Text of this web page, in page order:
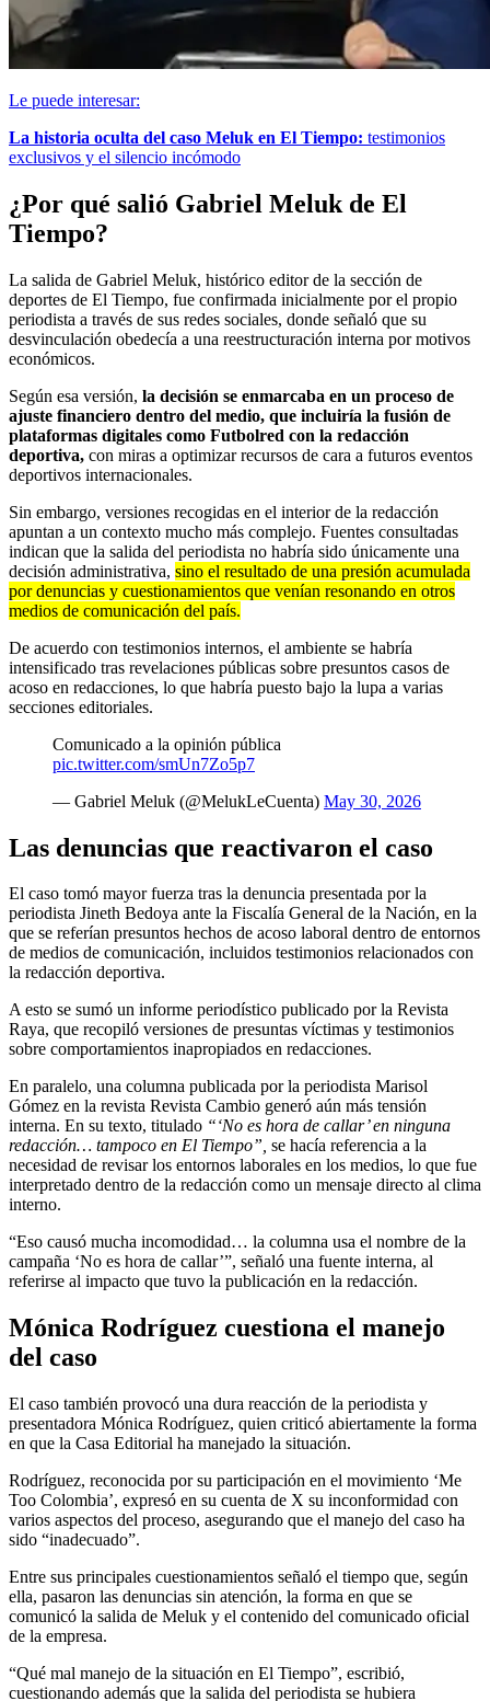
Le puede interesar:
La historia oculta del caso Meluk en El Tiempo: testimonios
exclusivos y el silencio incómodo
¿Por qué salió Gabriel Meluk de El
Tiempo?
La salida de Gabriel Meluk, histórico editor de la sección de
deportes de El Tiempo, fue confirmada inicialmente por el propio
periodista a través de sus redes sociales, donde señaló que su
desvinculación obedecía a una reestructuración interna por motivos
económicos.
Según esa versión, la decisión se enmarcaba en un proceso de
ajuste financiero dentro del medio, que incluiría la fusión de
plataformas digitales como Futbolred con la redacción
deportiva, con miras a optimizar recursos de cara a futuros eventos
deportivos internacionales.
Sin embargo, versiones recogidas en el interior de la redacción
apuntan a un contexto mucho más complejo. Fuentes consultadas
indican que la salida del periodista no habría sido únicamente una
decisión administrativa, sino el resultado de una presión acumulada
por denuncias y cuestionamientos que venían resonando en otros
medios de comunicación del país.
De acuerdo con testimonios internos, el ambiente se habría
intensificado tras revelaciones públicas sobre presuntos casos de
acoso en redacciones, lo que habría puesto bajo la lupa a varias
secciones editoriales.
Comunicado a la opinión pública
pic.twitter.com/smUn7Zo5p7
— Gabriel Meluk (@MelukLeCuenta) May 30, 2026
Las denuncias que reactivaron el caso
El caso tomó mayor fuerza tras la denuncia presentada por la
periodista Jineth Bedoya ante la Fiscalía General de la Nación, en la
que se referían presuntos hechos de acoso laboral dentro de entornos
de medios de comunicación, incluidos testimonios relacionados con
la redacción deportiva.
A esto se sumó un informe periodístico publicado por la Revista
Raya, que recopiló versiones de presuntas víctimas y testimonios
sobre comportamientos inapropiados en redacciones.
En paralelo, una columna publicada por la periodista Marisol
Gómez en la revista Revista Cambio generó aún más tensión
interna. En su texto, titulado “‘No es hora de callar’ en ninguna
redacción… tampoco en El Tiempo”, se hacía referencia a la
necesidad de revisar los entornos laborales en los medios, lo que fue
interpretado dentro de la redacción como un mensaje directo al clima
interno.
“Eso causó mucha incomodidad… la columna usa el nombre de la
campaña ‘No es hora de callar’”, señaló una fuente interna, al
referirse al impacto que tuvo la publicación en la redacción.
Mónica Rodríguez cuestiona el manejo
del caso
El caso también provocó una dura reacción de la periodista y
presentadora Mónica Rodríguez, quien criticó abiertamente la forma
en que la Casa Editorial ha manejado la situación.
Rodríguez, reconocida por su participación en el movimiento ‘Me
Too Colombia’, expresó en su cuenta de X su inconformidad con
varios aspectos del proceso, asegurando que el manejo del caso ha
sido “inadecuado”.
Entre sus principales cuestionamientos señaló el tiempo que, según
ella, pasaron las denuncias sin atención, la forma en que se
comunicó la salida de Meluk y el contenido del comunicado oficial
de la empresa.
“Qué mal manejo de la situación en El Tiempo”, escribió,
cuestionando además que la salida del periodista se hubiera